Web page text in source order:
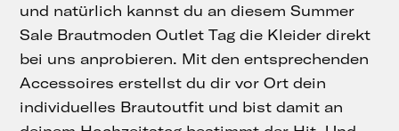
und natürlich kannst du an diesem Summer
Sale Brautmoden Outlet Tag die Kleider direkt
bei uns anprobieren. Mit den entsprechenden
Accessoires erstellst du dir vor Ort dein
individuelles Brautoutfit und bist damit an